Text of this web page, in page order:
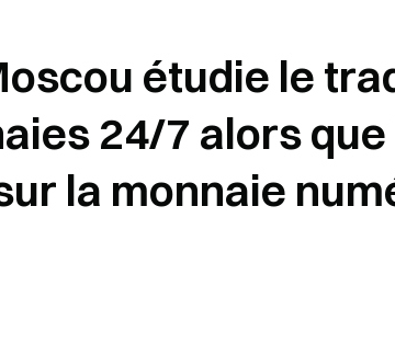
étudie le
24/7 alors que
la monnaie